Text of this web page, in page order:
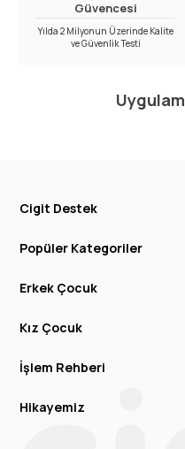
Güvencesi
Yılda 2 Milyonun Üzerinde Kalite
ve Güvenlik Testi
Cigit Destek
Popüler Kategoriler
Erkek Çocuk
Kız Çocuk
İşlem Rehberi
Hikayemiz